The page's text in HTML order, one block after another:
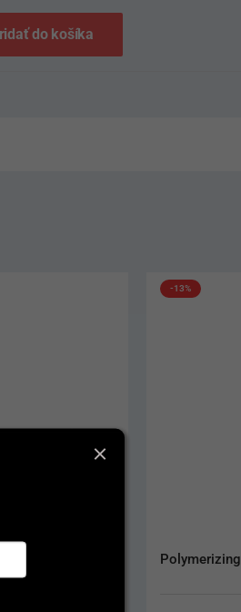
do košíka
IP Clean Six